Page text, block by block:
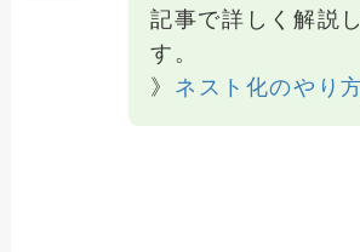
記事で詳しく解説
す。
》 ネスト化のやり